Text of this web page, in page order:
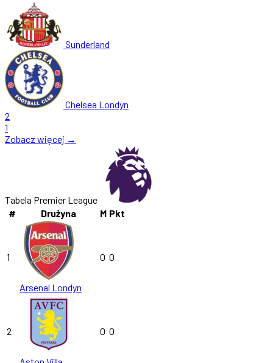
Sunderland
Chelsea Londyn
2
1
Zobacz więcej →
Tabela Premier League
#
Drużyna M Pkt
1
Arsenal Londyn
0 0
2 0 0